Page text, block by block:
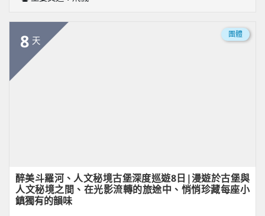
8 天
團體
醉美斗羅河、人文秘境古堡深度巡遊8日|漫遊於古堡與
人文秘境之間、在光影流轉的旅途中、悄悄珍藏每座小
鎮獨有的韻味